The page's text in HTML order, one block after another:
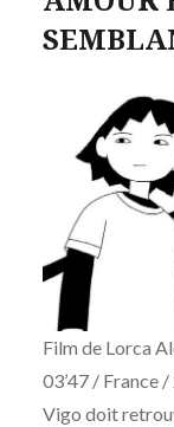
Film de Lorca
03’47 / France
Vigo doit